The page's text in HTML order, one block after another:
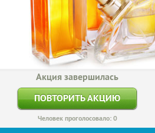
Акция завершилась
ПОВТОРИТЬ АКЦИЮ
Человек проголосовало: 0